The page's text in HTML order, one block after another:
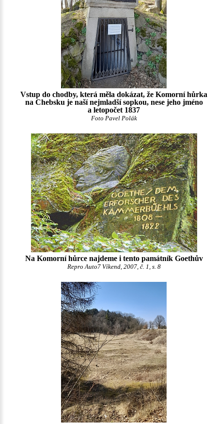
Vstup do chodby, která měla dokázat, že Komorní hůrka
na Chebsku je naší nejmladší sopkou, nese jeho jméno
a letopočet 1837
Foto Pavel Polák
Na Komorní hůrce najdeme i tento památník Goethův
Repro Auto7 Víkend, 2007, č. 1, s. 8